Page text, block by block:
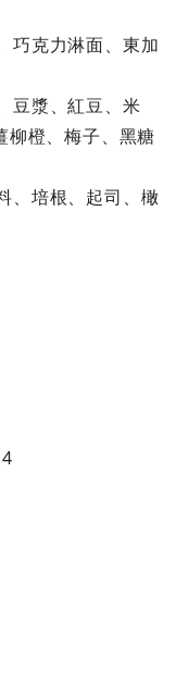
克力淋面、東加
漿、紅豆、米
柳橙、梅子、黑糖
培根、起司、橄